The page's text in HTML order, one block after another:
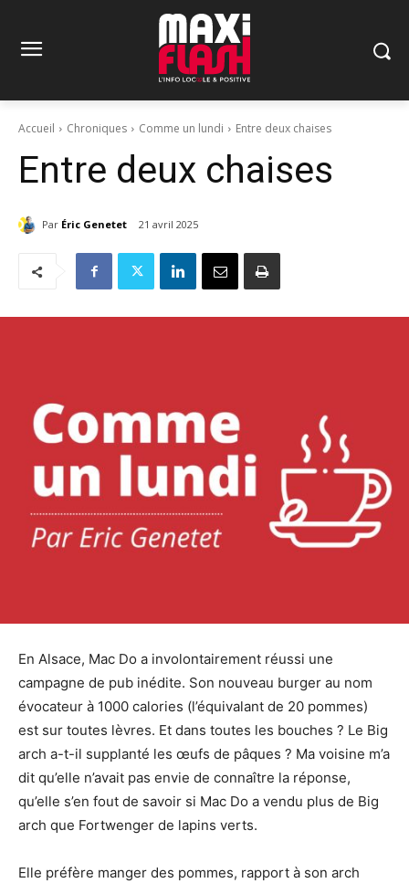
Accueil Chroniques Comme un lundi Entre deux chaises
Entre deux chaises
Par Éric Genetet 21 avril 2025
En Alsace, Mac Do a involontairement réussi une
campagne de pub inédite. Son nouveau burger au nom
évocateur à 1000 calories (l’équivalant de 20 pommes)
est sur toutes lèvres. Et dans toutes les bouches ? Le Big
arch a-t-il supplanté les œufs de pâques ? Ma voisine m’a
dit qu’elle n’avait pas envie de connaître la réponse,
qu’elle s’en fout de savoir si Mac Do a vendu plus de Big
arch que Fortwenger de lapins verts.
Elle préfère manger des pommes, rapport à son arch